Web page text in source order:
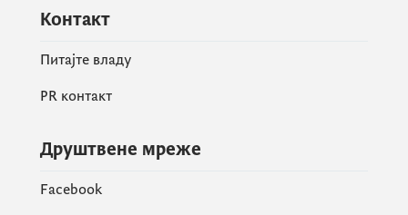
Контакт
Питајте владу
PR контакт
Друштвене мреже
Facebook